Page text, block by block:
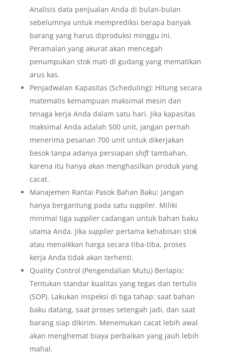
Analisis data penjualan Anda di bulan-bulan
sebelumnya untuk memprediksi berapa banyak
barang yang harus diproduksi minggu ini.
Peramalan yang akurat akan mencegah
penumpukan stok mati di gudang yang mematikan
arus kas.
Penjadwalan Kapasitas (Scheduling): Hitung secara
matematis kemampuan maksimal mesin dan
tenaga kerja Anda dalam satu hari. Jika kapasitas
maksimal Anda adalah 500 unit, jangan pernah
menerima pesanan 700 unit untuk dikerjakan
besok tanpa adanya persiapan shifttambahan,
karena itu hanya akan menghasilkan produk yang
cacat.
Manajemen Rantai Pasok Bahan Baku: Jangan
hanya bergantung pada satu supplier. Miliki
minimal tiga suppliercadangan untuk bahan baku
utama Anda. Jika supplierpertama kehabisan stok
atau menaikkan harga secara tiba-tiba, proses
kerja Anda tidak akan terhenti.
Quality Control (Pengendalian Mutu) Berlapis:
Tentukan standar kualitas yang tegas dan tertulis
(SOP). Lakukan inspeksi di tiga tahap: saat bahan
baku datang, saat proses setengah jadi, dan saat
barang siap dikirim. Menemukan cacat lebih awal
akan menghemat biaya perbaikan yang jauh lebih
mahal.